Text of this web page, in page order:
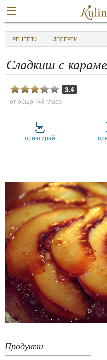
РЕЦЕПТИ ДЕСЕРТИ
Сладкиш с
3.4
от общо 148 гласа
принтирай
Продукти